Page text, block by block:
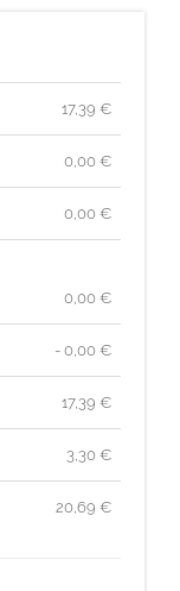
17,39 €
0,00 €
0,00 €
0,00 €
- 0,00 €
17,39 €
3,30 €
20,69 €